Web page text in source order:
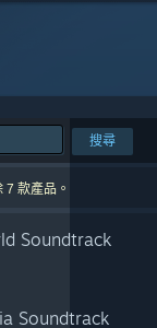
搜尋
款產品。
Soundtrack
Soundtrack